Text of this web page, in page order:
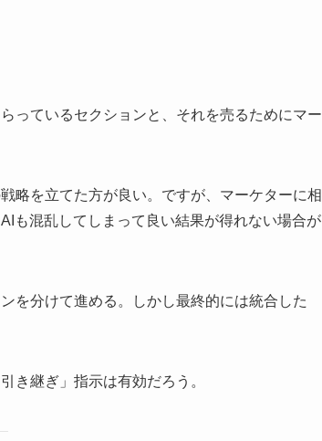
っているセクションと、それを売るためにマー
略を立てた方が良い。ですが、マーケターに相
も混乱してしまって良い結果が得れない場合が
を分けて進める。しかし最終的には統合した
き継ぎ」指示は有効だろう。